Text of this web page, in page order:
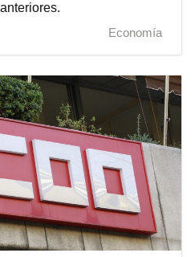
Economía